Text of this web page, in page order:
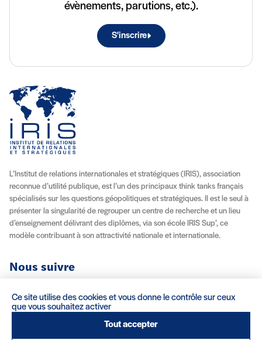
évènements, parutions, etc.).
S'inscrire
L’Institut de relations internationales et stratégiques (IRIS), association
reconnue d’utilité publique, est l’un des principaux think tanks français
spécialisés sur les questions géopolitiques et stratégiques. Il est le seul à
présenter la singularité de regrouper un centre de recherche et un lieu
d’enseignement délivrant des diplômes, via son école IRIS Sup’, ce
modèle contribuant à son attractivité nationale et internationale.
Nous suivre
YoutubeInstagramFacebookX (Twitter)
LinkedinFlux RSS
À propos
Recrutement Locations Contact
Ce site utilise des cookies et vous donne le contrôle sur ceux
que vous souhaitez activer
Tout accepter